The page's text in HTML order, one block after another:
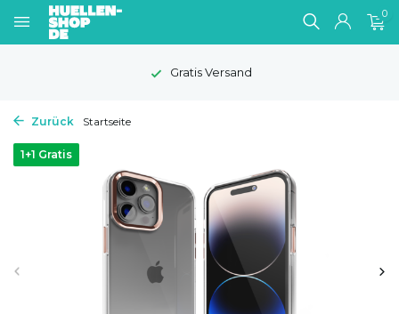
0
Gratis Versand
Zurück Startseite
1+1 Gratis